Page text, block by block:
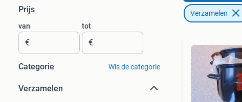
Prijs
van
€
tot
€
Categorie Wis de categorie
Verzamelen
Verzamelen